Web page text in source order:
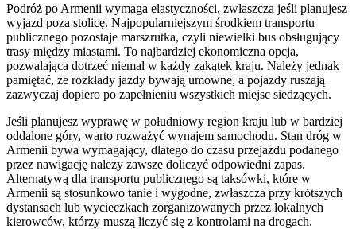
Podróż po Armenii wymaga elastyczności, zwłaszcza jeśli planujesz
wyjazd poza stolicę. Najpopularniejszym środkiem transportu
publicznego pozostaje marszrutka, czyli niewielki bus obsługujący
trasy między miastami. To najbardziej ekonomiczna opcja,
pozwalająca dotrzeć niemal w każdy zakątek kraju. Należy jednak
pamiętać, że rozkłady jazdy bywają umowne, a pojazdy ruszają
zazwyczaj dopiero po zapełnieniu wszystkich miejsc siedzących.
Jeśli planujesz wyprawę w południowy region kraju lub w bardziej
oddalone góry, warto rozważyć wynajem samochodu. Stan dróg w
Armenii bywa wymagający, dlatego do czasu przejazdu podanego
przez nawigację należy zawsze doliczyć odpowiedni zapas.
Alternatywą dla transportu publicznego są taksówki, które w
Armenii są stosunkowo tanie i wygodne, zwłaszcza przy krótszych
dystansach lub wycieczkach zorganizowanych przez lokalnych
kierowców, którzy muszą liczyć się z kontrolami na drogach.